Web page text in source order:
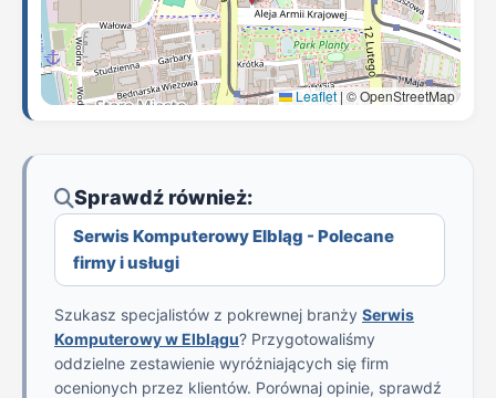
Leaflet | © OpenStreetMap
Sprawdź również:
Serwis Komputerowy Elbląg - Polecane
firmy i usługi
Szukasz specjalistów z pokrewnej branży Serwis
Komputerowy w Elblągu? Przygotowaliśmy
oddzielne zestawienie wyróżniających się firm
ocenionych przez klientów. Porównaj opinie, sprawdź